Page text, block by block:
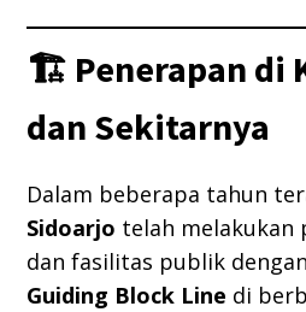
🏗️ Penerapan di
dan Sekitarnya
Dalam beberapa tahun
Sidoarjo telah
dan fasilitas publik
Guiding Block Line di